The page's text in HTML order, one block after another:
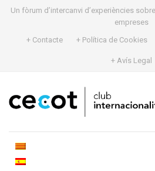
Un fòrum d’intercanvi d’experiències
empreses
+ Contacte
+ Política de Cookies
+ Avís Legal